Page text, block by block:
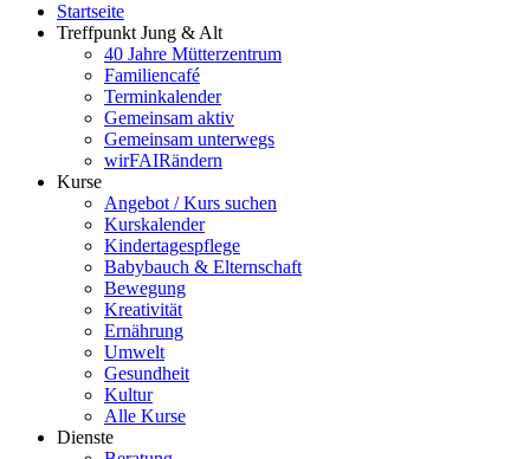
Startseite
Treffpunkt Jung & Alt
40 Jahre Mütterzentrum
Familiencafé
Terminkalender
Gemeinsam aktiv
Gemeinsam unterwegs
wirFAIRändern
Kurse
Angebot / Kurs suchen
Kurskalender
Kindertagespflege
Babybauch & Elternschaft
Bewegung
Kreativität
Ernährung
Umwelt
Gesundheit
Kultur
Alle Kurse
Dienste